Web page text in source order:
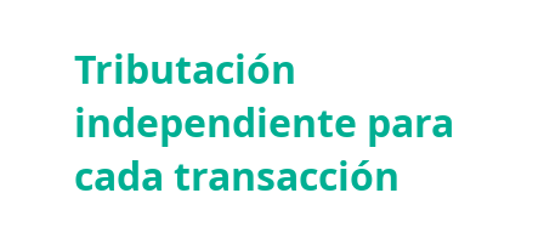
Tributación
independiente para
cada transacción